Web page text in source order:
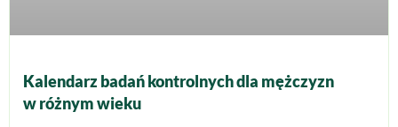
Kalendarz badań kontrolnych dla mężczyzn
w różnym wieku